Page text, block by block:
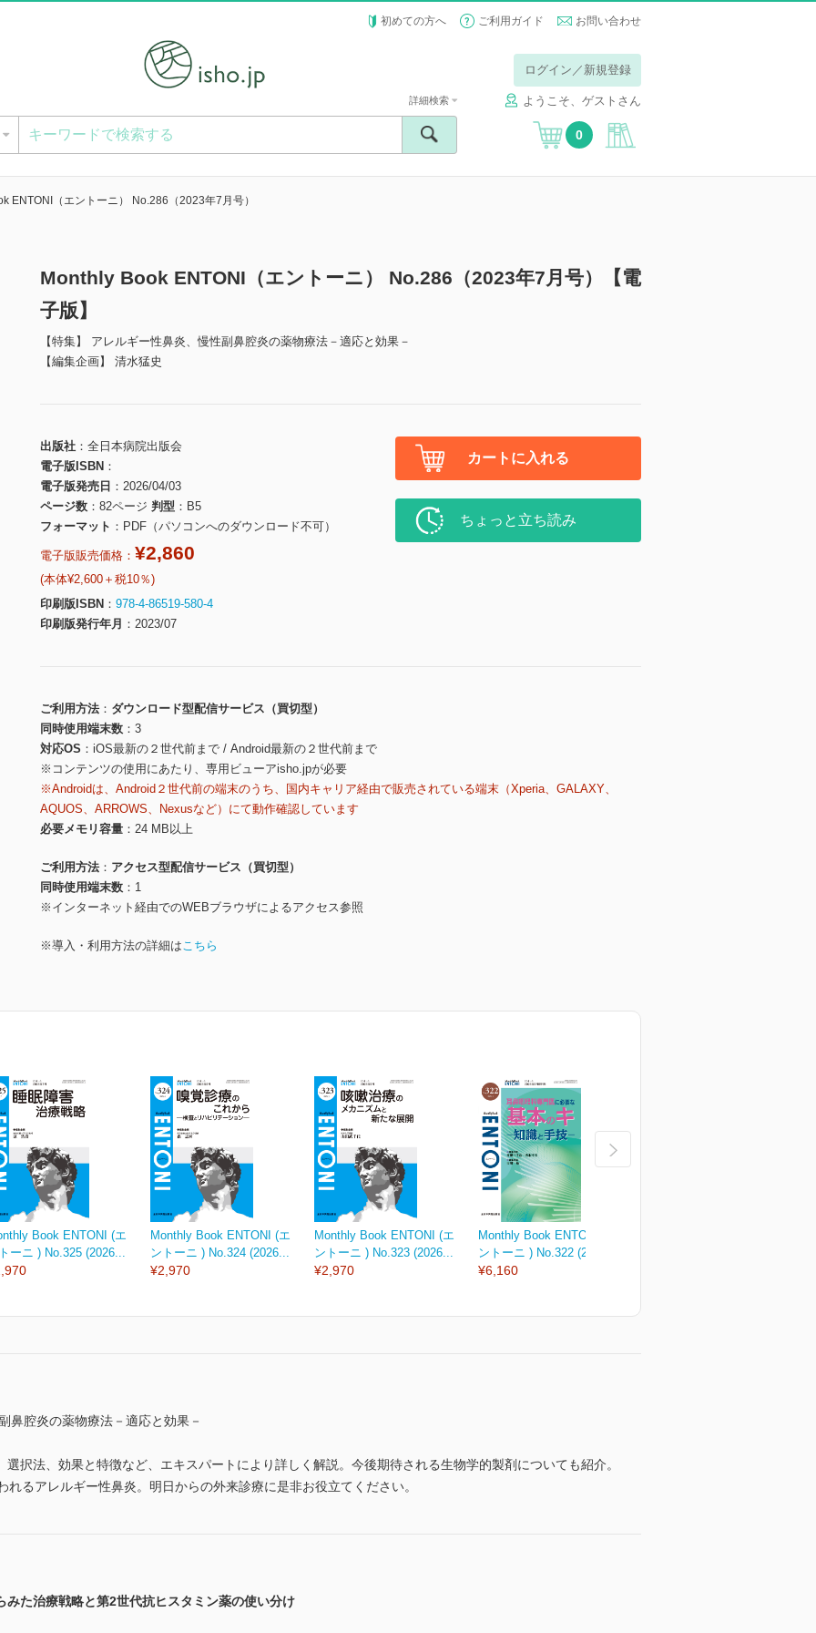
初めての方へ ご利用ガイド お問い合わせ
ログイン／新規登録
ようこそ、ゲストさん
詳細検索
0
ENTONI（エントーニ） No.286（2023年7月号）
Monthly Book ENTONI（エントーニ） No.286（2023年7月号）【電
子版】
【特集】 アレルギー性鼻炎、慢性副鼻腔炎の薬物療法－適応と効果－
【編集企画】 清水猛史
出版社
全日本病院出版会
電子版ISBN
電子版発売日
2026/04/03
ページ数
82ページ 判型
B5
フォーマット
PDF（パソコンへのダウンロード不可）
電子版販売価格： ¥2,860
(本体¥2,600＋税10％)
印刷版ISBN
978-4-86519-580-4
印刷版発行年月
2023/07
カートに入れる
ちょっと立ち読み
ご利用方法
ダウンロード型配信サービス（買切型）
同時使用端末数
3
対応OS
iOS最新の２世代前まで / Android最新の２世代前まで
※コンテンツの使用にあたり、専用ビューアisho.jpが必要
※Androidは、Android２世代前の端末のうち、国内キャリア経由で販売されている端末（Xperia、GALAXY、
AQUOS、ARROWS、Nexusなど）にて動作確認しています
必要メモリ容量
24 MB以上
ご利用方法
アクセス型配信サービス（買切型）
同時使用端末数
1
※インターネット経由でのWEBブラウザによるアクセス参照
※導入・利用方法の詳細はこちら
Book ENTONI (エ
ーニ ) No.325 (2026...
Monthly Book ENTONI (エ
ントーニ ) No.324 (2026...
¥2,970
Monthly Book ENTONI (エ
ントーニ ) No.323 (2026...
¥2,970
Monthly Book ENTONI (エ
ントーニ ) No.322 (2026...
¥6,160
鼻腔炎の薬物療法－適応と効果－
択法、効果と特徴など、エキスパートにより詳しく解説。今後期待される生物学的製剤についても紹介。
るアレルギー性鼻炎。明日からの外来診療に是非お役立てください。
みた治療戦略と第2世代抗ヒスタミン薬の使い分け